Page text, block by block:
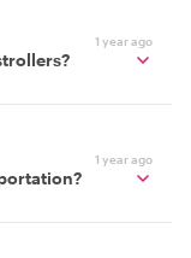
1 year ago
1 year ago